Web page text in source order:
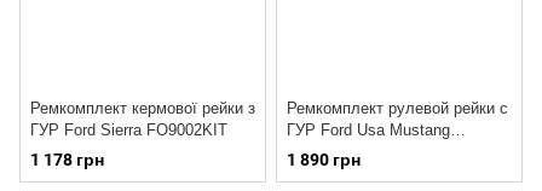
Ремкомплект кермової рейки з
ГУР Ford Sierra FO9002KIT
1 178 грн
Ремкомплект рулевой рейки с
ГУР Ford Usa Mustang
FO9004KIT
1 890 грн